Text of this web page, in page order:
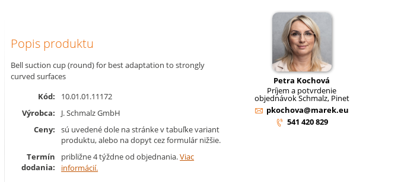
Popis produktu
Bell suction cup (round) for best adaptation to strongly
curved surfaces
Kód:
10.01.01.11172
Výrobca:
J. Schmalz GmbH
Ceny:
sú uvedené dole na stránke v tabuľke variant
produktu, alebo na dopyt cez formulár nižšie.
Termín
dodania:
približne 4 týždne od objednania.Viac
informácií.
Petra Kochová
Príjem a potvrdenie
objednávok Schmalz, Pinet
pkochova@marek.eu
541 420 829